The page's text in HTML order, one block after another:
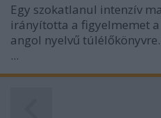
Egy szokatlanul intenzív
irányította a figyelmemet
angol nyelvű
...